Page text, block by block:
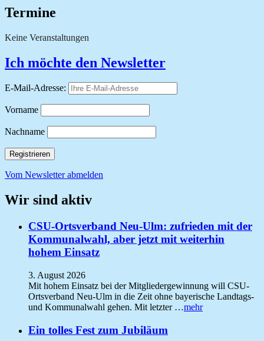
Termine
Keine Veranstaltungen
Ich möchte den Newsletter
E-Mail-Adresse:
Vorname
Nachname
Vom Newsletter abmelden
Wir sind aktiv
CSU-Ortsverband Neu-Ulm: zufrieden mit der
Kommunalwahl, aber jetzt mit weiterhin
hohem Einsatz
3. August 2026
Mit hohem Einsatz bei der Mitgliedergewinnung will CSU-
Ortsverband Neu-Ulm in die Zeit ohne bayerische Landtags-
und Kommunalwahl gehen. Mit letzter …mehr
Ein tolles Fest zum Jubiläum